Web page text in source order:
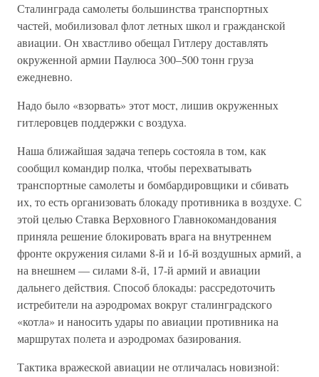
Сталинграда самолеты большинства транспортных
частей, мобилизовал флот летных школ и гражданской
авиации. Он хвастливо обещал Гитлеру доставлять
окруженной армии Паулюса 300–500 тонн груза
ежедневно.
Надо было «взорвать» этот мост, лишив окруженных
гитлеровцев поддержки с воздуха.
Наша ближайшая задача теперь состояла в том, как
сообщил командир полка, чтобы перехватывать
транспортные самолеты и бомбардировщики и сбивать
их, то есть организовать блокаду противника в воздухе. С
этой целью Ставка Верховного Главнокомандования
приняла решение блокировать врага на внутреннем
фронте окружения силами 8-й и 1б-й воздушных армий, а
на внешнем — силами 8-й, 17-й армий и авиации
дальнего действия. Способ блокады: рассредоточить
истребители на аэродромах вокруг сталинградского
«котла» и наносить удары по авиации противника на
маршрутах полета и аэродромах базирования.
Тактика вражеской авиации не отличалась новизной: